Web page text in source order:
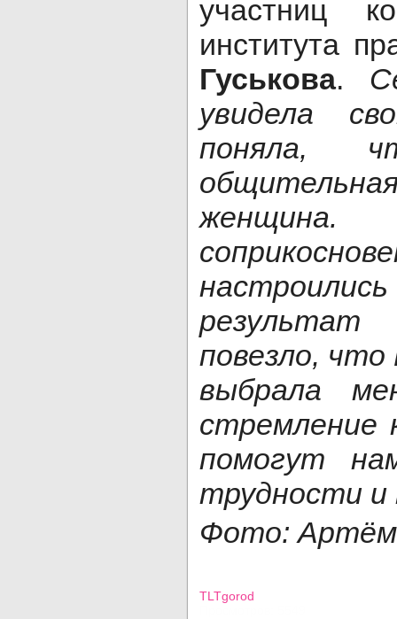
участниц
института
Гуськова.
увидела
поняла,
повезло, что
выбрала
стремление
помогут
трудности и
Фото: Артём
TLTgorod